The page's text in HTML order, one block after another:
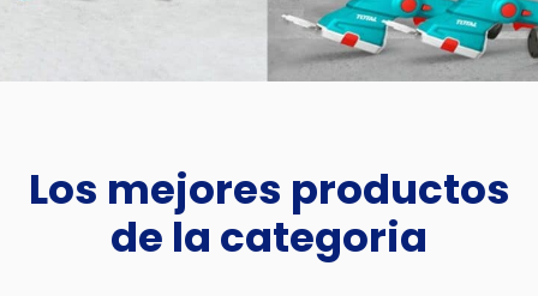
Los mejores productos
de la categoria